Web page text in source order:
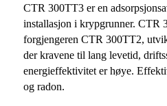
CTR 300TT3 er en
installasjon i krypgrunner. CTR
forgjengeren CTR 300TT2,
der kravene til lang levetid,
energieffektivitet er høye.
og radon.